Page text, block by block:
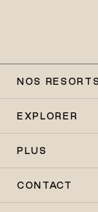
NOS RESORTS
EXPLORER
PLUS
CONTACT